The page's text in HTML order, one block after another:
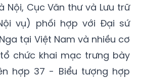
Nội, Cục Văn thư và Lưu trữ
vụ) phối hợp với Đại sứ
tại Việt Nam và nhiều cơ
chức khai mạc trưng bày
hợp 37 - Biểu tượng hợp